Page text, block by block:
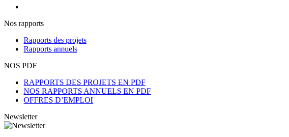
Nos rapports
Rapports des projets
Rapports annuels
NOS PDF
RAPPORTS DES PROJETS EN PDF
NOS RAPPORTS ANNUELS EN PDF
OFFRES D’EMPLOI
Newsletter